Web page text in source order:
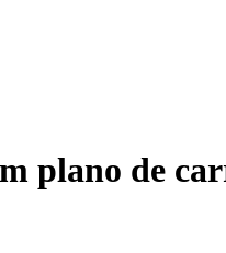
plano de